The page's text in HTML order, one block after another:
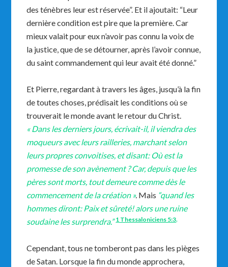
des ténèbres leur est réservée”. Et il ajoutait: “Leur
dernière condition est pire que la première. Car
mieux valait pour eux n’avoir pas connu la voix de
la justice, que de se détourner, après l’avoir connue,
du saint commandement qui leur avait été donné.”
Et Pierre, regardant à travers les âges, jusqu’à la fin
de toutes choses, prédisait les conditions où se
trouverait le monde avant le retour du Christ.
« Dans les derniers jours, écrivait-il, il viendra des
moqueurs avec leurs railleries, marchant selon
leurs propres convoitises, et disant: Où est la
promesse de son avènement ? Car, depuis que les
pères sont morts, tout demeure comme dès le
commencement de la création ». Mais “quand les
hommes diront: Paix et sûreté! alors une ruine
soudaine les surprendra.”1 Thessaloniciens 5:3.
Cependant, tous ne tomberont pas dans les pièges
de Satan. Lorsque la fin du monde approchera,